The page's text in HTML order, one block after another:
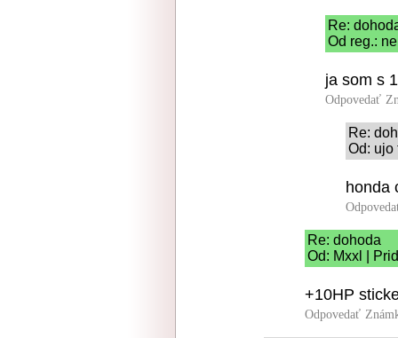
Re:
Od reg.:
ja som s
Odpovedať
Re:
Od: ujo
honda
Re: dohoda
Od: Mxxl |
+10HP
Odpovedať